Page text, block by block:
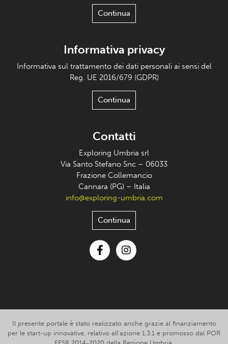
Continua
Informativa privacy
Informativa sul trattamento dei dati personali ai sensi del
Reg. UE 2016/679 (GDPR)
Continua
Contatti
Exploring Umbria srl
Via Santo Stefano Snc – 06033
Frazione Collemancio
Cannara (PG) – Italia
info@exploring-umbria.com
Continua
Il presente portale è stato realizzato anche grazie al finanziamento
per le start-up innovative, relativo all’azione 1.3.1 e promosso dal POR